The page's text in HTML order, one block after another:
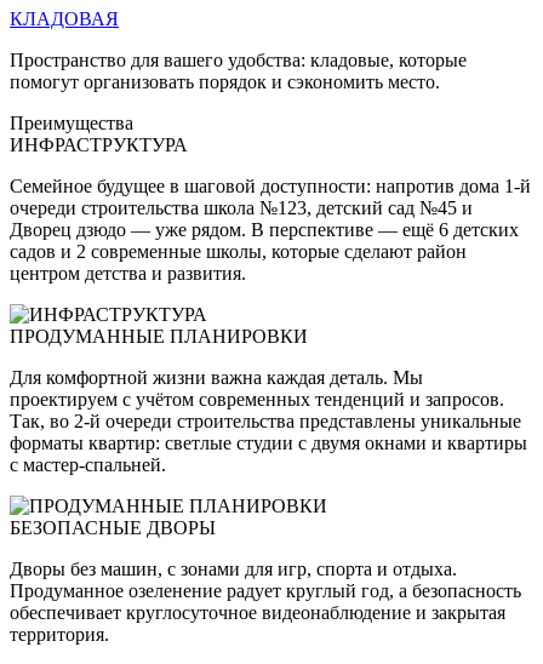
КЛАДОВАЯ
Пространство для вашего удобства: кладовые, которые
помогут организовать порядок и сэкономить место.
Преимущества
ИНФРАСТРУКТУРА
Семейное будущее в шаговой доступности: напротив дома 1-й
очереди строительства школа №123, детский сад №45 и
Дворец дзюдо — уже рядом. В перспективе — ещё 6 детских
садов и 2 современные школы, которые сделают район
центром детства и развития.
ПРОДУМАННЫЕ ПЛАНИРОВКИ
Для комфортной жизни важна каждая деталь. Мы
проектируем с учётом современных тенденций и запросов.
Так, во 2-й очереди строительства представлены уникальные
форматы квартир: светлые студии с двумя окнами и квартиры
с мастер-спальней.
БЕЗОПАСНЫЕ ДВОРЫ
Дворы без машин, с зонами для игр, спорта и отдыха.
Продуманное озеленение радует круглый год, а безопасность
обеспечивает круглосуточное видеонаблюдение и закрытая
территория.